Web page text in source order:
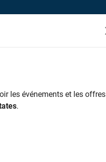
programmes
les événements et les offres
.